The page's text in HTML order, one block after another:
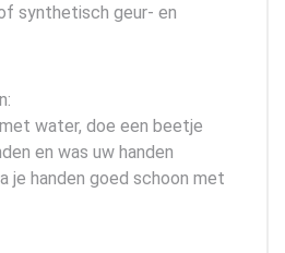
synthetisch geur- en
water, doe een beetje
en was uw handen
je handen goed schoon met